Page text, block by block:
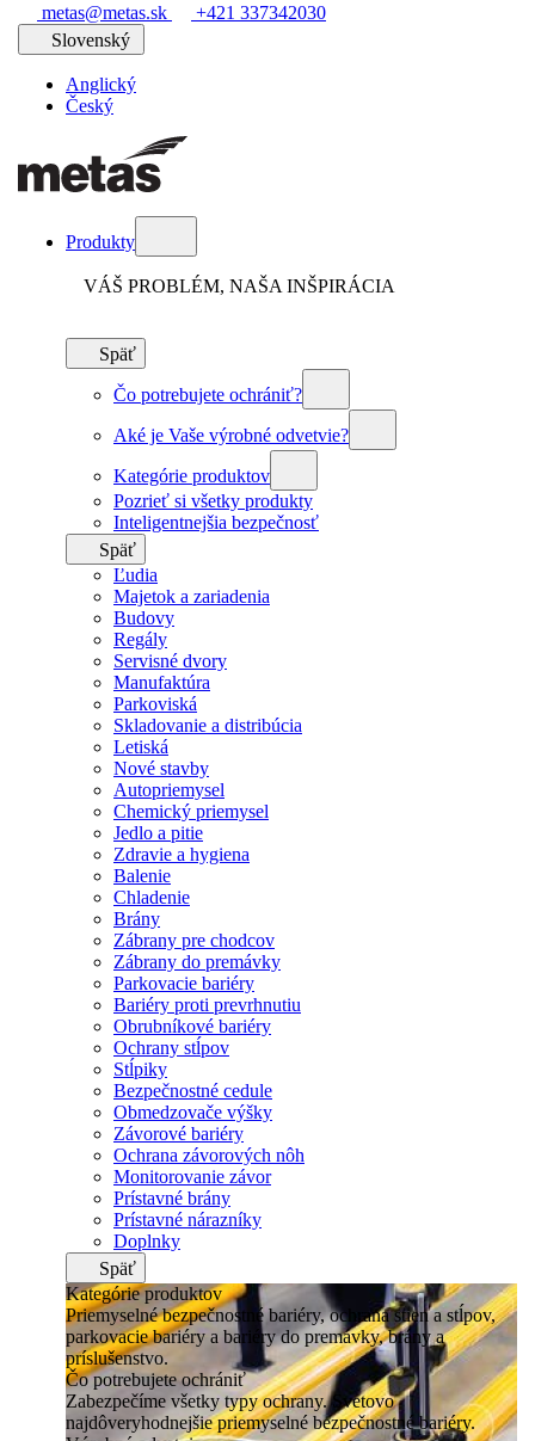
metas@metas.sk
+421 337342030
Slovenský
Anglický
Český
Produkty
VÁŠ PROBLÉM, NAŠA INŠPIRÁCIA
Späť
Čo potrebujete ochrániť?
Aké je Vaše výrobné odvetvie?
Kategórie produktov
Pozrieť si všetky produkty
Inteligentnejšia bezpečnosť
Späť
Ľudia
Majetok a zariadenia
Budovy
Regály
Servisné dvory
Manufaktúra
Parkoviská
Skladovanie a distribúcia
Letiská
Nové stavby
Autopriemysel
Chemický priemysel
Jedlo a pitie
Zdravie a hygiena
Balenie
Chladenie
Brány
Zábrany pre chodcov
Zábrany do premávky
Parkovacie bariéry
Bariéry proti prevrhnutiu
Obrubníkové bariéry
Ochrany stĺpov
Stĺpiky
Bezpečnostné cedule
Obmedzovače výšky
Závorové bariéry
Ochrana závorových nôh
Monitorovanie závor
Prístavné brány
Prístavné nárazníky
Doplnky
Späť
Kategórie produktov
Priemyselné bezpečnostné bariéry, ochrana stien a stĺpov,
parkovacie bariéry a bariéry do premávky, brány a
príslušenstvo.
Čo potrebujete ochrániť
Zabezpečíme všetky typy ochrany. Svetovo
najdôveryhodnejšie priemyselné bezpečnostné bariéry.